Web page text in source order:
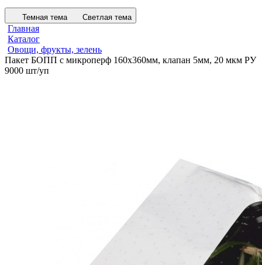
Темная тема Светлая тема
Главная
Каталог
Овощи, фрукты, зелень
Пакет БОПП с микроперф 160x360мм, клапан 5мм, 20 мкм РУ
9000 шт/уп